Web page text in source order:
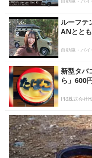
ルーフテ
ANとと
自動車・バイ
新型タバ
ら」600
PR(株式会社